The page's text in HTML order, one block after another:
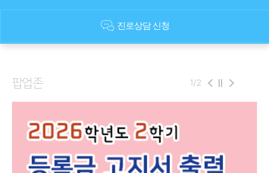
진로상담 신청
팝업존 1/2